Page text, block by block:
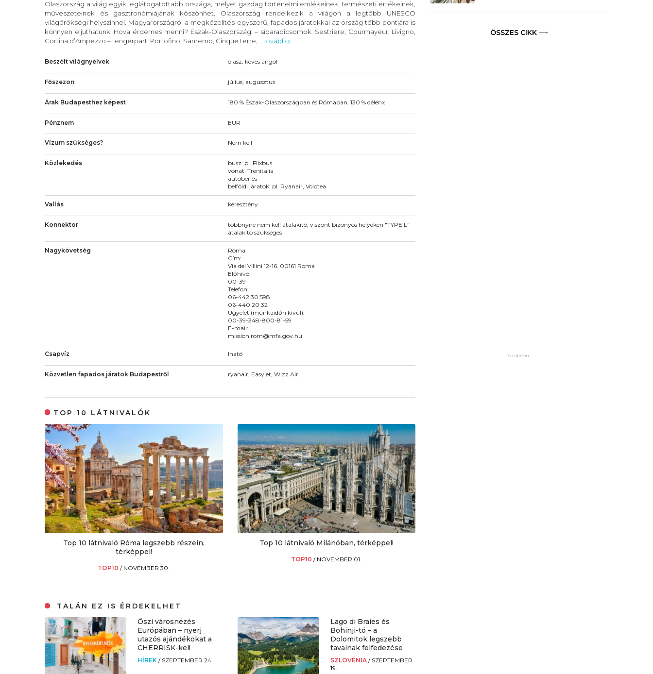
Olaszország a világ egyik leglátogatottabb országa, melyet gazdag történelmi emlékeinek, természeti értékeinek,
művészeteinek és gasztronómiájának köszönhet. Olaszország rendelkezik a világon a legtöbb UNESCO
világörökségi helyszínnel. Magyarországról a megközelítés egyszerű, fapados járatokkal az ország több pontjára is
könnyen eljuthatunk. Hova érdemes menni? Észak-Olaszország: – síparadicsomok: Sestriere, Courmayeur, Livigno,
Cortina d’Ampezzo – tengerpart: Portofino, Sanremo, Cinque terre,... tovább »
Beszélt világnyelvek olasz, kevés angol
Főszezon július, augusztus
Árak Budapesthez képest 180 % Észak-Olaszországban és Rómában, 130 % délenx
Pénznem EUR
Vízum szükséges? Nem kell
Közlekedés
busz: pl. Flixbus
vonat: Trenitalia
autóbérlés
belföldi járatok: pl. Ryanair, Volotea
Vallás keresztény
Konnektor
többnyire nem kell átalakító, viszont bizonyos helyeken "TYPE L"
átalakító szükséges
Nagykövetség
Róma
Cím:
Via dei Villini 12-16. 00161 Roma
Előhívó:
00-39
Telefon:
06-442 30 598
06-440 20 32
Ügyelet (munkaidőn kívül):
00-39-348-800-81-59
E-mail:
mission.rom@mfa.gov.hu
Csapvíz Iható
Közvetlen fapados járatok Budapestről ryanair, Easyjet, Wizz Air
TOP 10 LÁTNIVALÓK
Top 10 látnivaló Róma legszebb részein,
térképpel!
TOP10/ NOVEMBER 30.
Top 10 látnivaló Milánóban, térképpel!
TOP10/ NOVEMBER 01.
TALÁN EZ IS ÉRDEKELHET
Őszi városnézés
Európában – nyerj
utazós ajándékokat a
CHERRISK-kel!
HÍREK/ SZEPTEMBER 24.
Lago di Braies és
Bohinji-tó – a
Dolomitok legszebb
tavainak felfedezése
SZLOVÉNIA / SZEPTEMBER
19.
ÖSSZES CIKK